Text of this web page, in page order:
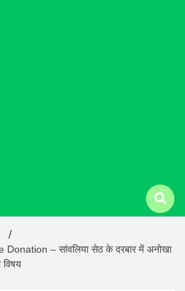
– सांवलिया सेठ के दरबार में अनोखा
विषय